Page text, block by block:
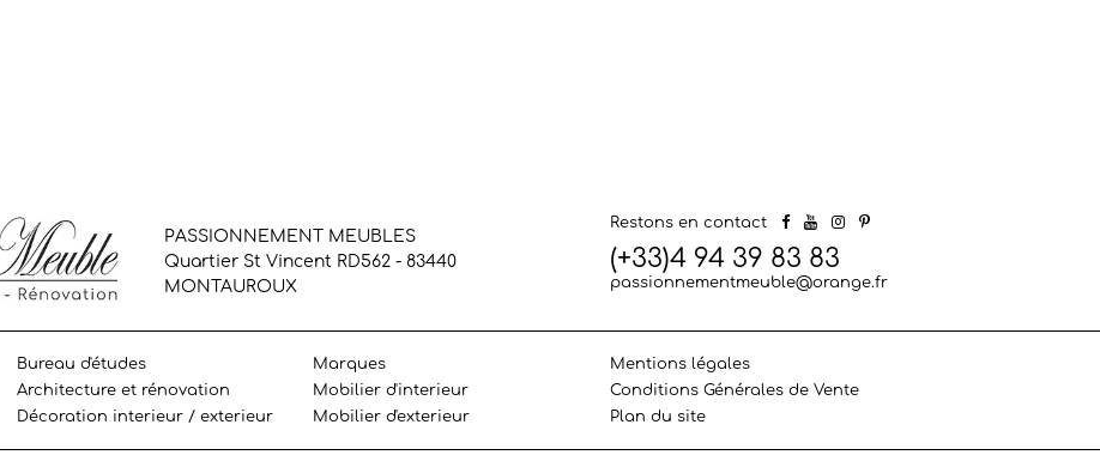
PASSIONNEMENT MEUBLES
Quartier St Vincent RD562 - 83440
MONTAUROUX
Restons en contact
(+33)4 94 39 83 83
passionnementmeuble@orange.fr
Bureau d'études
Architecture et rénovation
Décoration interieur / exterieur
Marques
Mobilier d'interieur
Mobilier d'exterieur
Mentions légales
Conditions Générales de Vente
Plan du site